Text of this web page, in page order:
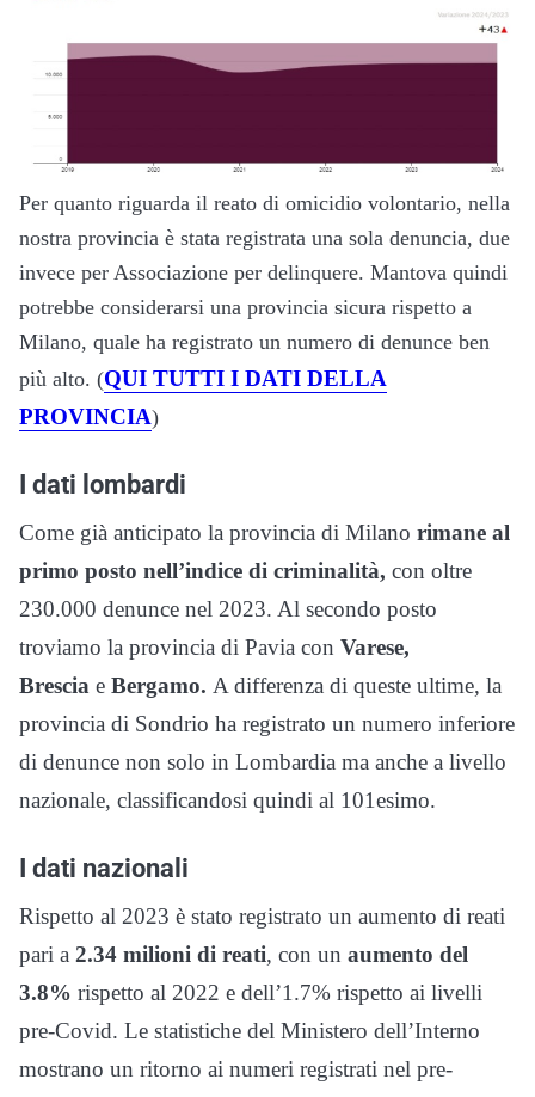
Per quanto riguarda il reato di omicidio volontario, nella
nostra provincia è stata registrata una sola denuncia, due
invece per Associazione per delinquere. Mantova quindi
potrebbe considerarsi una provincia sicura rispetto a
Milano, quale ha registrato un numero di denunce ben
più alto. (QUI TUTTI I DATI DELLA
PROVINCIA)
I dati lombardi
Come già anticipato la provincia di Milano rimane al
primo posto nell’indice di criminalità, con oltre
230.000 denunce nel 2023. Al secondo posto
troviamo la provincia di Pavia con Varese,
Brescia e Bergamo. A differenza di queste ultime, la
provincia di Sondrio ha registrato un numero inferiore
di denunce non solo in Lombardia ma anche a livello
nazionale, classificandosi quindi al 101esimo.
I dati nazionali
Rispetto al 2023 è stato registrato un aumento di reati
pari a 2.34 milioni di reati, con un aumento del
3.8% rispetto al 2022 e dell’1.7% rispetto ai livelli
pre-Covid. Le statistiche del Ministero dell’Interno
mostrano un ritorno ai numeri registrati nel pre-